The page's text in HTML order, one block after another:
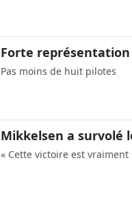
Forte
Pas moins de huit pilotes
Mikkelsen a survolé
« Cette victoire est vraiment